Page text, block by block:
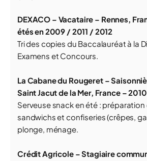
DEXACO – Vacataire – Rennes,
étés en 2009 / 2011 / 2012
Tri des copies du Baccalauréat à la
Examens et Concours.
La Cabane du Rougeret –
Saint Jacut de la Mer, France – 2010
Serveuse snack en été : préparation
sandwichs et confiseries (crêpes,
plonge, ménage.
Crédit Agricole – Stagiaire